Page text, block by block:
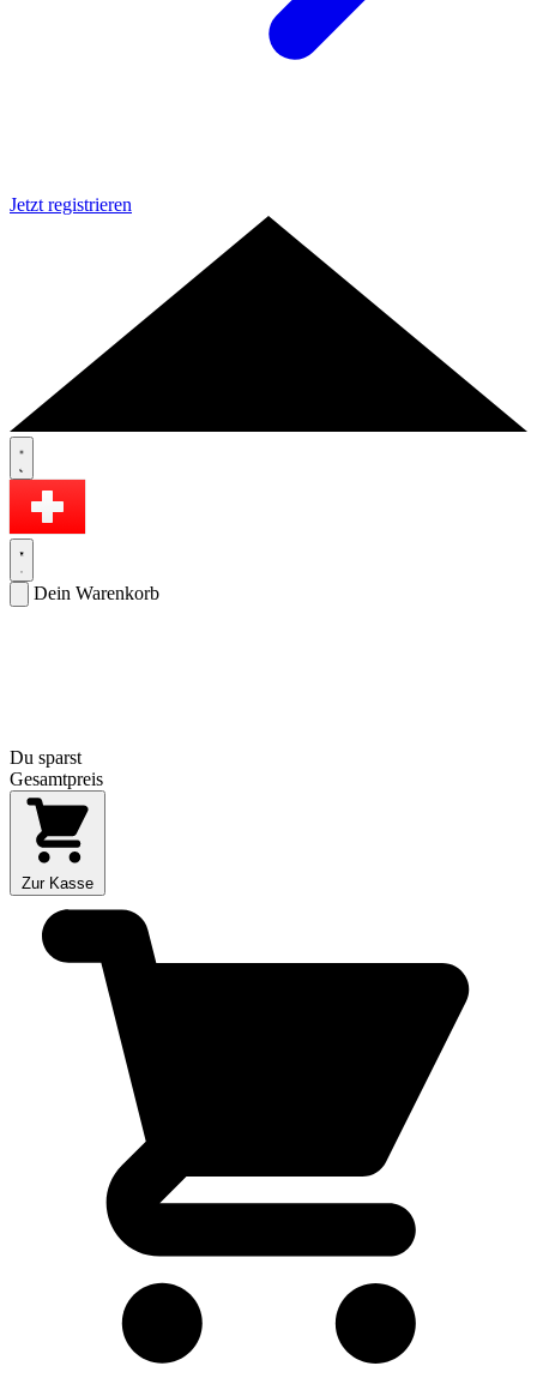
Jetzt registrieren
Dein Warenkorb
Du sparst
Gesamtpreis
Zur Kasse